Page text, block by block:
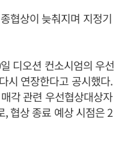
협상이 늦춰지며 지정기
디오션 컨소시엄의 우선
시 연장한다고 공시했다.
각 관련 우선협상대상자
협상 종료 예상 시점은 2